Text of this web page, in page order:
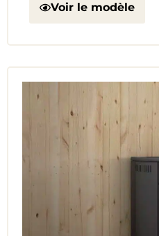
Voir le modèle